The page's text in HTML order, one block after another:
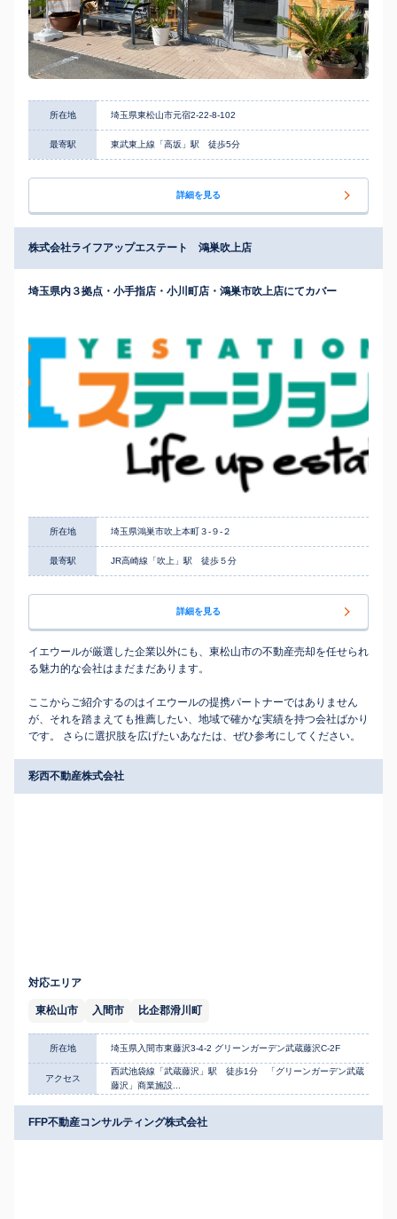
所在地 埼玉県東松山市元宿2-22-8-102
最寄駅 東武東上線「高坂」駅 徒歩5分
詳細を見る
株式会社ライフアップエステート 鴻巣吹上店
埼玉県内３拠点・小手指店・小川町店・鴻巣市吹上店にてカバー
所在地 埼玉県鴻巣市吹上本町３-９-２
最寄駅 JR高崎線「吹上」駅 徒歩５分
詳細を見る
イエウールが厳選した企業以外にも、東松山市の不動産売却を任せられ
る魅力的な会社はまだまだあります。
ここからご紹介するのはイエウールの提携パートナーではありません
が、それを踏まえても推薦したい、地域で確かな実績を持つ会社ばかり
です。 さらに選択肢を広げたいあなたは、ぜひ参考にしてください。
彩西不動産株式会社
対応エリア
東松山市 入間市 比企郡滑川町
所在地 埼玉県入間市東藤沢3-4-2 グリーンガーデン武蔵藤沢C-2F
アクセス
西武池袋線「武蔵藤沢」駅 徒歩1分 「グリーンガーデン武蔵
藤沢」商業施設...
FFP不動産コンサルティング株式会社